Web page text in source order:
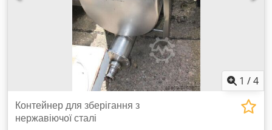
1 /4
Контейнер для зберігання з
нержавіючої сталі